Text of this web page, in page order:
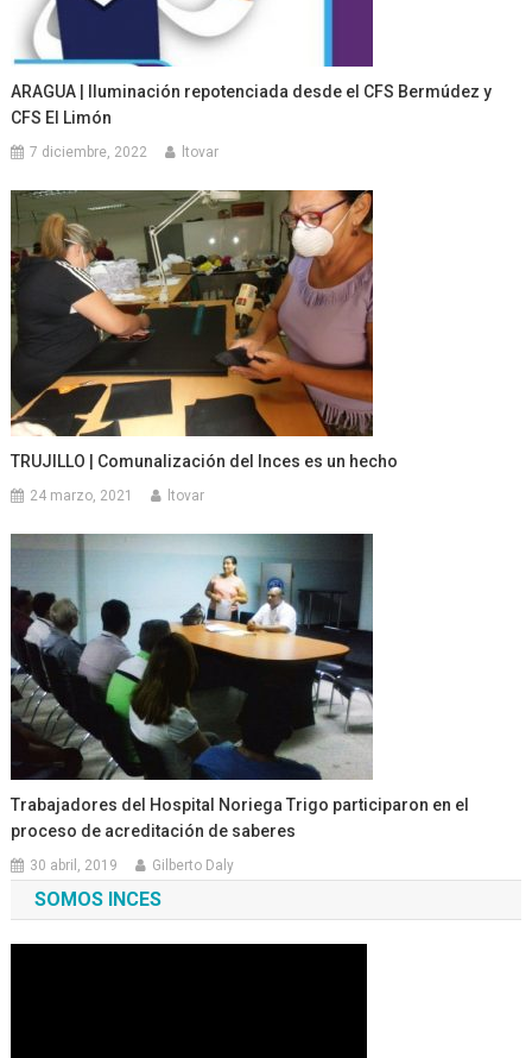
ARAGUA | Iluminación repotenciada desde el CFS Bermúdez y
CFS El Limón
7 diciembre, 2022 ltovar
TRUJILLO | Comunalización del Inces es un hecho
24 marzo, 2021 ltovar
Trabajadores del Hospital Noriega Trigo participaron en el
proceso de acreditación de saberes
30 abril, 2019 Gilberto Daly
SOMOS INCES